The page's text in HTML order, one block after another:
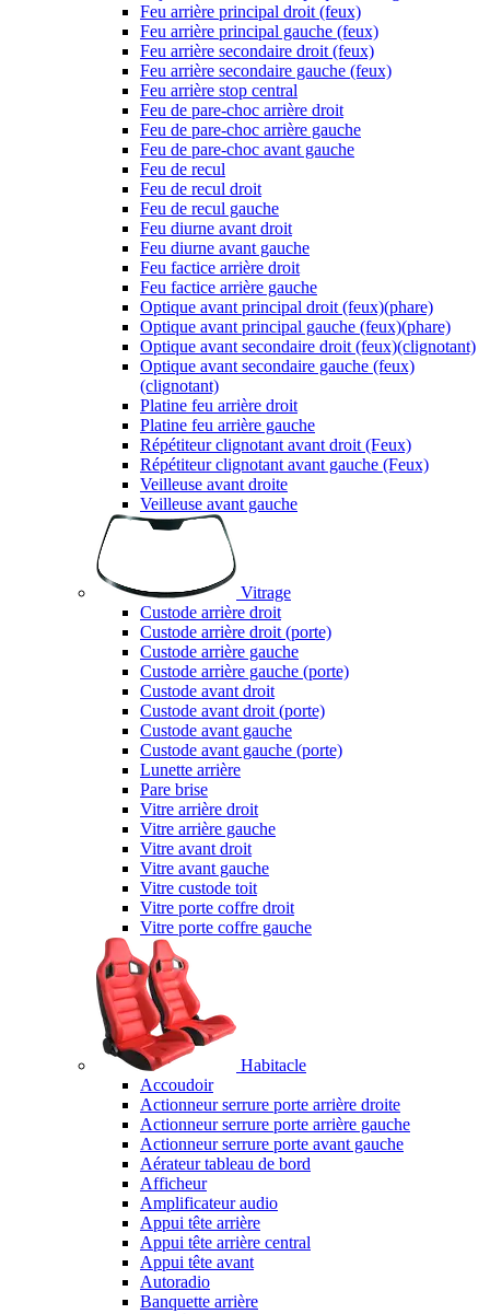
Feu arrière principal droit (feux)
Feu arrière principal gauche (feux)
Feu arrière secondaire droit (feux)
Feu arrière secondaire gauche (feux)
Feu arrière stop central
Feu de pare-choc arrière droit
Feu de pare-choc arrière gauche
Feu de pare-choc avant gauche
Feu de recul
Feu de recul droit
Feu de recul gauche
Feu diurne avant droit
Feu diurne avant gauche
Feu factice arrière droit
Feu factice arrière gauche
Optique avant principal droit (feux)(phare)
Optique avant principal gauche (feux)(phare)
Optique avant secondaire droit (feux)(clignotant)
Optique avant secondaire gauche (feux)
(clignotant)
Platine feu arrière droit
Platine feu arrière gauche
Répétiteur clignotant avant droit (Feux)
Répétiteur clignotant avant gauche (Feux)
Veilleuse avant droite
Veilleuse avant gauche
Vitrage
Custode arrière droit
Custode arrière droit (porte)
Custode arrière gauche
Custode arrière gauche (porte)
Custode avant droit
Custode avant droit (porte)
Custode avant gauche
Custode avant gauche (porte)
Lunette arrière
Pare brise
Vitre arrière droit
Vitre arrière gauche
Vitre avant droit
Vitre avant gauche
Vitre custode toit
Vitre porte coffre droit
Vitre porte coffre gauche
Habitacle
Accoudoir
Actionneur serrure porte arrière droite
Actionneur serrure porte arrière gauche
Actionneur serrure porte avant gauche
Aérateur tableau de bord
Afficheur
Amplificateur audio
Appui tête arrière
Appui tête arrière central
Appui tête avant
Autoradio
Banquette arrière